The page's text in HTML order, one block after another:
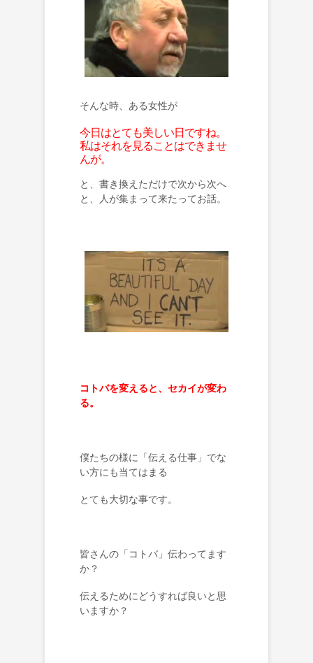
そんな時、ある女性が
今日はとても美しい日ですね。
私はそれを見ることはできませ
んが。
と、書き換えただけで次から次へ
と、人が集まって来たってお話。
コトバを変えると、セカイが変わ
る。
僕たちの様に「伝える仕事」でな
い方にも当てはまる
とても大切な事です。
皆さんの「コトバ」伝わってます
か？
伝えるためにどうすれば良いと思
いますか？